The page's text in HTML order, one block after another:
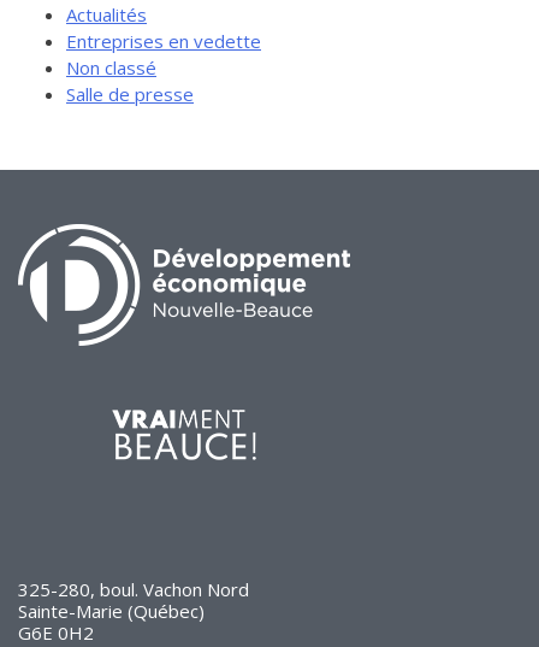
Actualités
Entreprises en vedette
Non classé
Salle de presse
325-280, boul. Vachon Nord
Sainte-Marie (Québec)
G6E 0H2